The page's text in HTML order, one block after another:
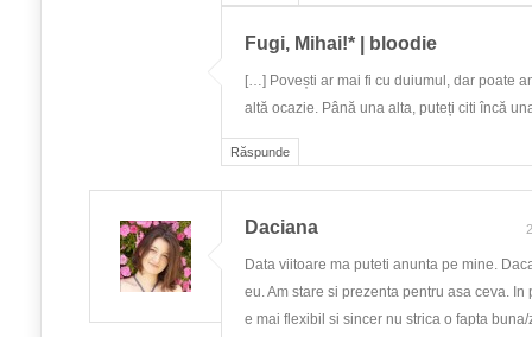
Răspunde
Fugi, Mihai!* | bloodie
[…] Povești ar mai fi cu duiumul, dar poate
altă ocazie. Până una alta, puteți citi încă
Daciana
Data viitoare ma puteti anunta pe mine.
eu. Am stare si prezenta pentru asa ceva.
e mai flexibil si sincer nu strica o fapta buna/